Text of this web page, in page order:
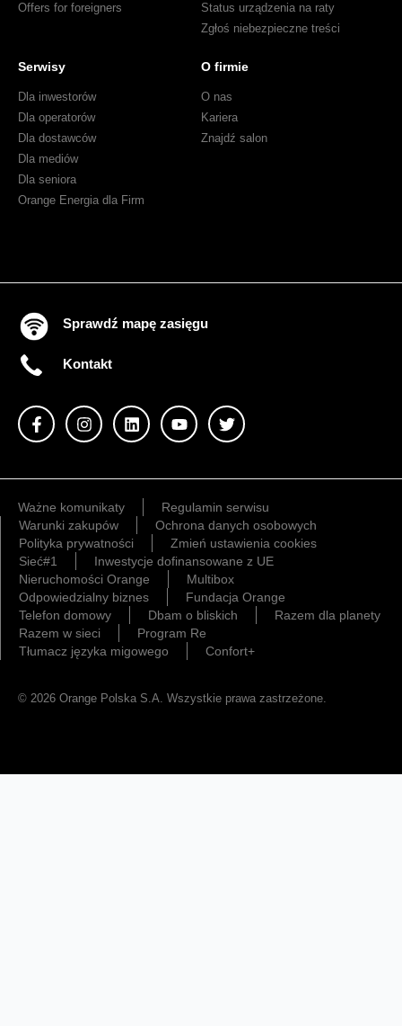
Offers for foreigners
Status urządzenia na raty
Zgłoś niebezpieczne treści
Serwisy
Dla inwestorów
Dla operatorów
Dla dostawców
Dla mediów
Dla seniora
Orange Energia dla Firm
O firmie
O nas
Kariera
Znajdź salon
Sprawdź mapę zasięgu
Kontakt
Ważne komunikaty
Regulamin serwisu
Warunki zakupów
Ochrona danych osobowych
Polityka prywatności
Zmień ustawienia cookies
Sieć#1
Inwestycje dofinansowane z UE
Nieruchomości Orange
Multibox
Odpowiedzialny biznes
Fundacja Orange
Telefon domowy
Dbam o bliskich
Razem dla planety
Razem w sieci
Program Re
Tłumacz języka migowego
Confort+
© 2026 Orange Polska S.A. Wszystkie prawa zastrzeżone.